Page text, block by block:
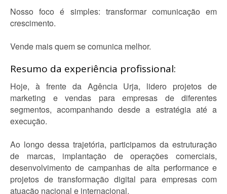
Nosso foco é simples: transformar comunicação em
crescimento.
Vende mais quem se comunica melhor.
Resumo da experiência profissional:
Hoje, à frente da Agência Urja, lidero projetos de
marketing e vendas para empresas de diferentes
segmentos, acompanhando desde a estratégia até a
execução.
Ao longo dessa trajetória, participamos da estruturação
de marcas, implantação de operações comerciais,
desenvolvimento de campanhas de alta performance e
projetos de transformação digital para empresas com
atuação nacional e internacional.